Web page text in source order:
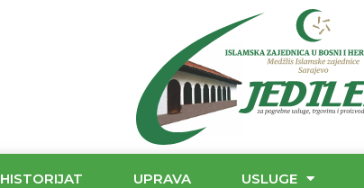
HISTORIJAT UPRAVA USLUGE